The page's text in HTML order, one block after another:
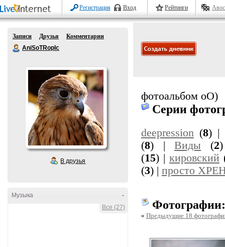
Регистрация Вход Рейтинги
Записи Друзья
Комментарии
AniSoTRopIc
В друзья
-
Музыка
Все (27)
фотоальбом оО)
Серии
deepression (8) |
(8) |Виды (2
(15) | кировский
(3) | просто
Фотографии:
« Предыдущие 18